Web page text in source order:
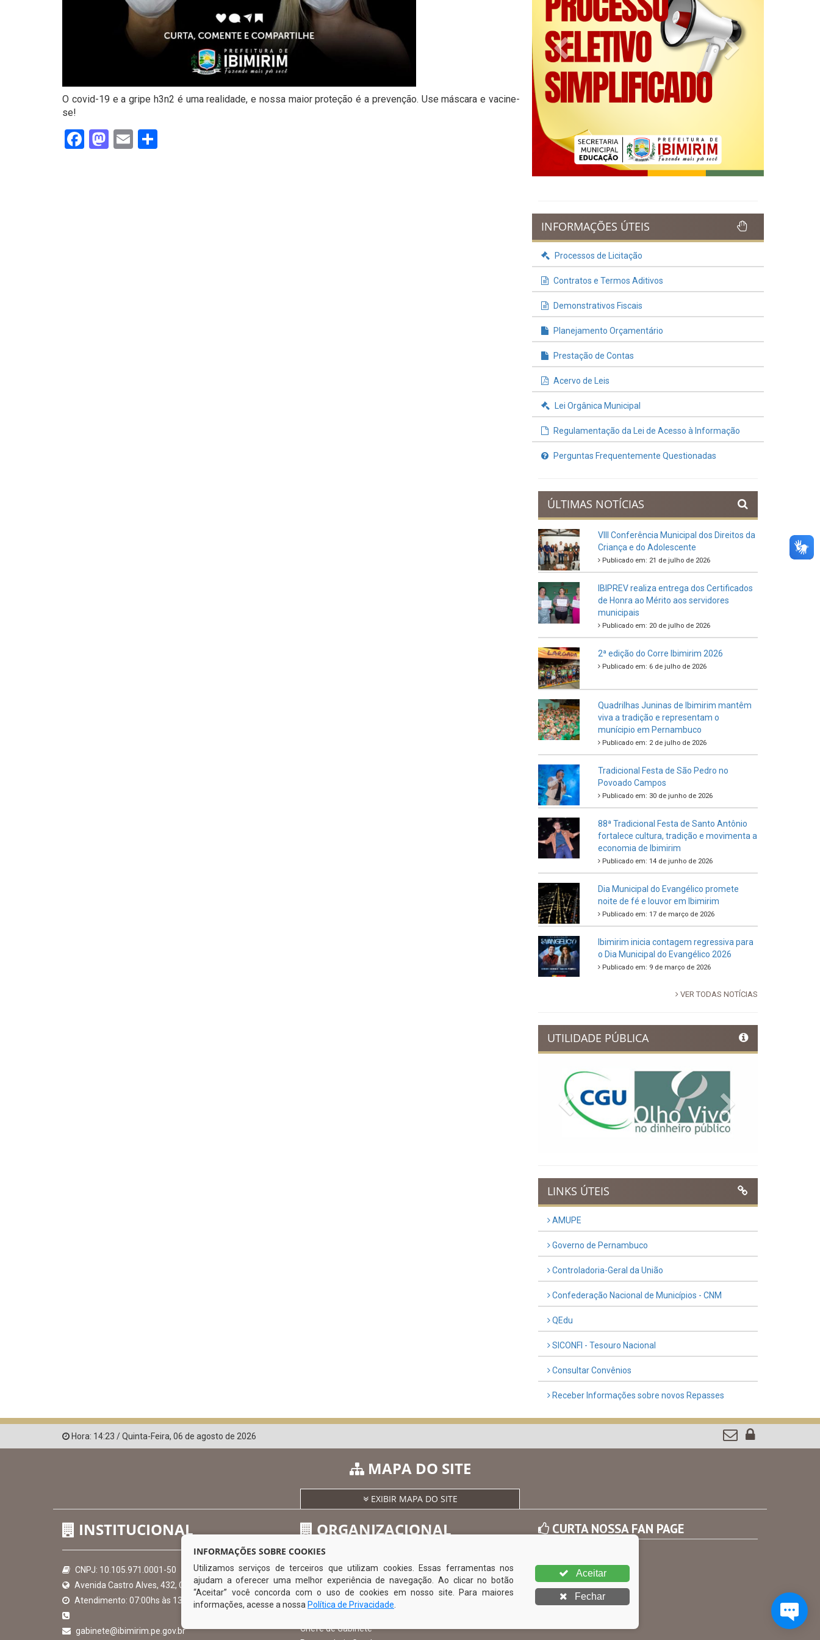
O covid-19 e a gripe h3n2 é uma realidade, e nossa maior proteção é a prevenção. Use máscara e vacine-
se!
Facebook
Mastodon
Email
Previous Next
INFORMAÇÕES ÚTEIS
Processos de Licitação
Contratos e Termos Aditivos
Demonstrativos Fiscais
Planejamento Orçamentário
Prestação de Contas
Acervo de Leis
Lei Orgânica Municipal
Regulamentação da Lei de Acesso à Informação
Perguntas Frequentemente Questionadas
ÚLTIMAS NOTÍCIAS
VIII Conferência Municipal dos Direitos da
Criança e do Adolescente
Publicado em: 21 de julho de 2026
IBIPREV realiza entrega dos Certificados
de Honra ao Mérito aos servidores
municipais
Publicado em: 20 de julho de 2026
2ª edição do Corre Ibimirim 2026
Publicado em: 6 de julho de 2026
Quadrilhas Juninas de Ibimirim mantêm
viva a tradição e representam o
munícipio em Pernambuco
Publicado em: 2 de julho de 2026
Tradicional Festa de São Pedro no
Povoado Campos
Publicado em: 30 de junho de 2026
88ª Tradicional Festa de Santo Antônio
fortalece cultura, tradição e movimenta a
economia de Ibimirim
Publicado em: 14 de junho de 2026
Dia Municipal do Evangélico promete
noite de fé e louvor em Ibimirim
Publicado em: 17 de março de 2026
Ibimirim inicia contagem regressiva para
o Dia Municipal do Evangélico 2026
Publicado em: 9 de março de 2026
VER TODAS NOTÍCIAS
UTILIDADE PÚBLICA
Previous
LINKS ÚTEIS
AMUPE
Governo de Pernambuco
Controladoria-Geral da União
Confederação Nacional de Municípios - CNM
QEdu
SICONFI - Tesouro Nacional
Consultar Convênios
Receber Informações sobre novos Repasses
Hora: 14:23 /Quinta-Feira, 06 de agosto de 2026
MAPA DO SITE
EXIBIR MAPA DO SITE
INSTITUCIONAL
CNPJ: 10.105.971.0001-50
Avenida Castro Alves, 432, Centro - CEP: 56-580-000
Atendimento: 07:00hs às 13:00hs
gabinete@ibimirim.pe.gov.br
ORGANIZACIONAL
O Prefeito
Vice Prefeito
Ouvidoria Municipal
Chefe de Gabinete
CURTA NOSSA FAN PAGE
INFORMAÇÕES SOBRE COOKIES
Utilizamos serviços de terceiros que utilizam cookies. Essas ferramentas nos
ajudam a oferecer uma melhor experiência de navegação. Ao clicar no botão
“Aceitar” você concorda com o uso de cookies em nosso site. Para maiores
informações, acesse a nossa Política de Privacidade
Aceitar
Fechar